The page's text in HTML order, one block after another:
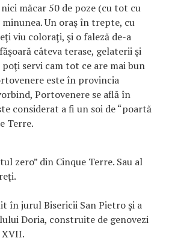
măcar 50 de poze (cu tot cu
minunea. Un oraş în trepte, cu
viu coloraţi, şi o faleză de-a
câteva terase, gelaterii şi
servi cam tot ce are mai bun
este în provincia
Portovenere se află în
considerat a fi un soi de “poartă
Terre.
zero” din Cinque Terre. Sau al
în jurul Bisericii San Pietro şi a
Doria, construite de genovezi